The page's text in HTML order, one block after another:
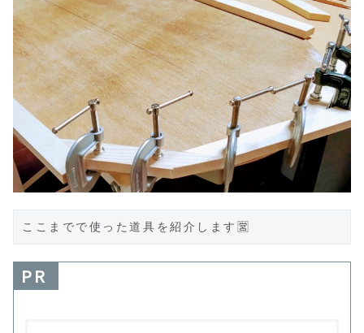
ここまでで使った道具を紹介します🈺
PR